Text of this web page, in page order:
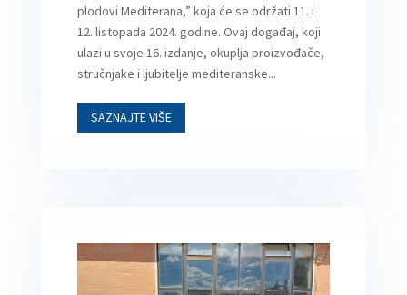
plodovi Mediterana,” koja će se održati 11. i
12. listopada 2024. godine. Ovaj događaj, koji
ulazi u svoje 16. izdanje, okuplja proizvođače,
stručnjake i ljubitelje mediteranske...
SAZNAJTE VIŠE